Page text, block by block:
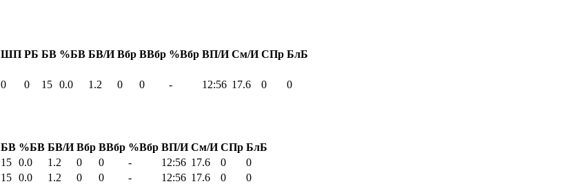
ШП РБ БВ %БВ БВ/И Вбр ВВбр %Вбр ВП/И См/И СПр БлБ
0 0 15 0.0 1.2 0 0 - 12:56 17.6 0 0
БВ %БВ БВ/И Вбр ВВбр %Вбр ВП/И См/И СПр БлБ
15 0.0 1.2 0 0 - 12:56 17.6 0
0
15 0.0 1.2 0 0 - 12:56 17.6 0
0